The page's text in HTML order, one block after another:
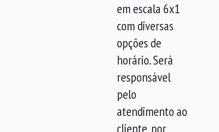
em escala 6x1
com diversas
opções de
horário. Será
responsável
pelo
atendimento ao
cliente, por